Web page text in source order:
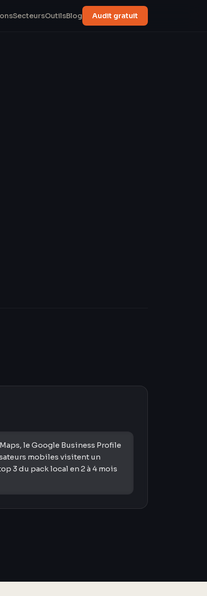
SecteursOutilsBlog Audit gratuit
le Google Business Profile
mobiles visitent un
3 du pack local en 2 à 4 mois